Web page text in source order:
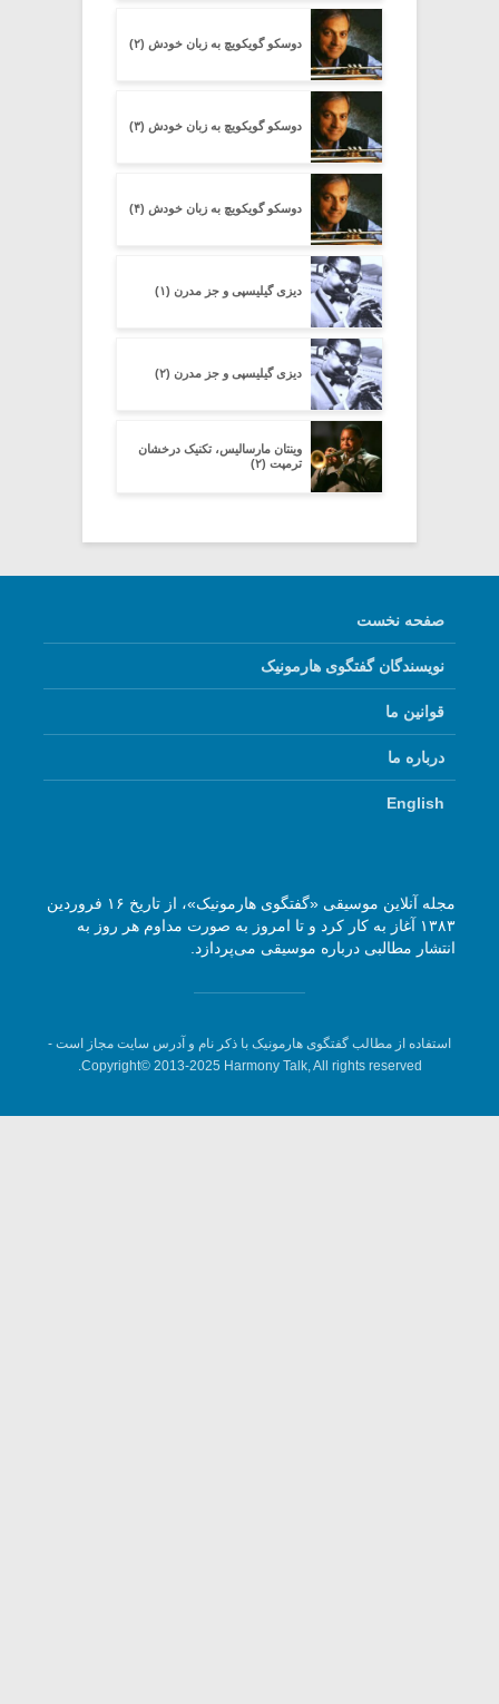
دوسکو گویکویچ به زبان خودش (۲)
دوسکو گویکویچ به زبان خودش (۳)
دوسکو گویکویچ به زبان خودش (۴)
دیزی گیلیسپی و جز مدرن (۱)
دیزی گیلیسپی و جز مدرن (۲)
وینتان مارسالیس، تکنیک درخشان
ترمپت (۲)
صفحه نخست
نویسندگان گفتگوی هارمونیک
قوانین ما
درباره ما
English
مجله آنلاین موسیقی «گفتگوی هارمونیک»، از تاریخ ۱۶ فروردین
۱۳۸۳ آغاز به کار کرد و تا امروز به صورت مداوم هر روز به
انتشار مطالبی درباره موسیقی می‌پردازد.
استفاده از مطالب گفتگوی هارمونیک با ذکر نام و آدرس سایت مجاز است -
Copyright© 2013-2025 Harmony Talk, All rights reserved.